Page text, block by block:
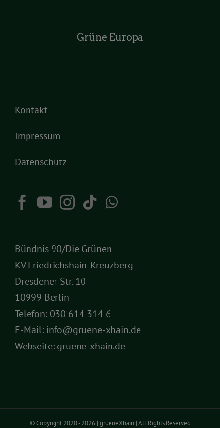
Grüne Europa
Kontakt
Impressum
Datenschutz
Bündnis 90/Die Grünen
KV Friedrichshain-Kreuzberg
Dresdener Str. 10
10999 Berlin
Telefon: 030 614 314 6
E-Mail: info@gruene-xhain.de
Webseite: gruene-xhain.de
© Copyright 2020 - 2026 | grueneXhain | All Rights Reserved